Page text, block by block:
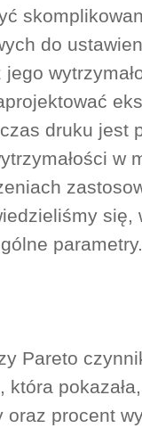
do
jego
druku jest
w
się,
parametry.
Pareto
która
oraz procent